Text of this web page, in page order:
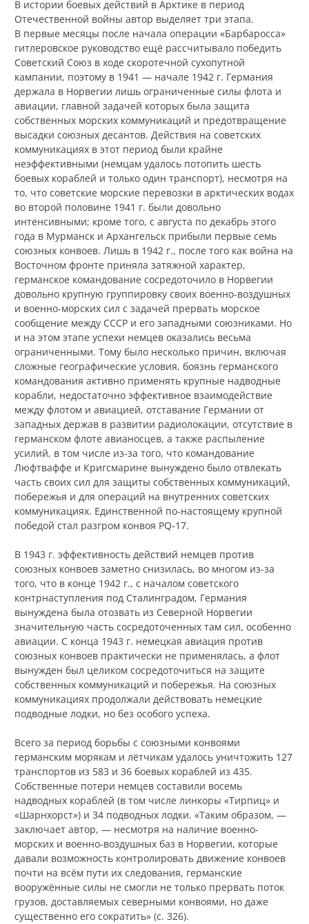
В истории боевых действий в Арктике в период
Отечественной войны автор выделяет три этапа.
В первые месяцы после начала операции «Барбаросса»
гитлеровское руководство ещё рассчитывало победить
Советский Союз в ходе скоротечной сухопутной
кампании, поэтому в 1941 — начале 1942 г. Германия
держала в Норвегии лишь ограниченные силы флота и
авиации, главной задачей которых была защита
собственных морских коммуникаций и предотвращение
высадки союзных десантов. Действия на советских
коммуникациях в этот период были крайне
неэффективными (немцам удалось потопить шесть
боевых кораблей и только один транспорт), несмотря на
то, что советские морские перевозки в арктических водах
во второй половине 1941 г. были довольно
интенсивными; кроме того, с августа по декабрь этого
года в Мурманск и Архангельск прибыли первые семь
союзных конвоев. Лишь в 1942 г., после того как война на
Восточном фронте приняла затяжной характер,
германское командование сосредоточило в Норвегии
довольно крупную группировку своих военно-воздушных
и военно-морских сил с задачей прервать морское
сообщение между СССР и его западными союзниками. Но
и на этом этапе успехи немцев оказались весьма
ограниченными. Тому было несколько причин, включая
сложные географические условия, боязнь германского
командования активно применять крупные надводные
корабли, недостаточно эффективное взаимодействие
между флотом и авиацией, отставание Германии от
западных держав в развитии радиолокации, отсутствие в
германском флоте авианосцев, а также распыление
усилий, в том числе из-за того, что командование
Люфтваффе и Кригсмарине вынуждено было отвлекать
часть своих сил для защиты собственных коммуникаций,
побережья и для операций на внутренних советских
коммуникациях. Единственной по-настоящему крупной
победой стал разгром конвоя PQ-17.
В 1943 г. эффективность действий немцев против
союзных конвоев заметно снизилась, во многом из-за
того, что в конце 1942 г., с началом советского
контрнаступления под Сталинградом, Германия
вынуждена была отозвать из Северной Норвегии
значительную часть сосредоточенных там сил, особенно
авиации. С конца 1943 г. немецкая авиация против
союзных конвоев практически не применялась, а флот
вынужден был целиком сосредоточиться на защите
собственных коммуникаций и побережья. На союзных
коммуникациях продолжали действовать немецкие
подводные лодки, но без особого успеха.
Всего за период борьбы с союзными конвоями
германским морякам и лётчикам удалось уничтожить 127
транспортов из 583 и 36 боевых кораблей из 435.
Собственные потери немцев составили восемь
надводных кораблей (в том числе линкоры «Тирпиц» и
«Шарнхорст») и 34 подводных лодки. «Таким образом, —
заключает автор, — несмотря на наличие военно-
морских и военно-воздушных баз в Норвегии, которые
давали возможность контролировать движение конвоев
почти на всём пути их следования, германские
вооружённые силы не смогли не только прервать поток
грузов, доставляемых северными конвоями, но даже
существенно его сократить» (с. 326).